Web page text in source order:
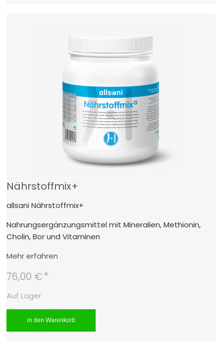
Nährstoffmix+
allsani Nährstoffmix+
Nahrungsergänzungsmittel mit Mineralien, Methionin,
Cholin, Bor und Vitaminen
Mehr erfahren
76,00 €*
Auf Lager
in den Warenkorb